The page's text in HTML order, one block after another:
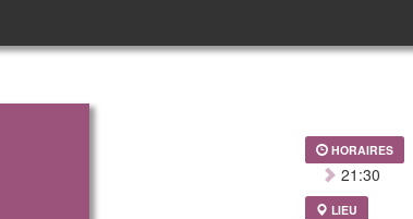
HORAIRES
21:30
LIEU